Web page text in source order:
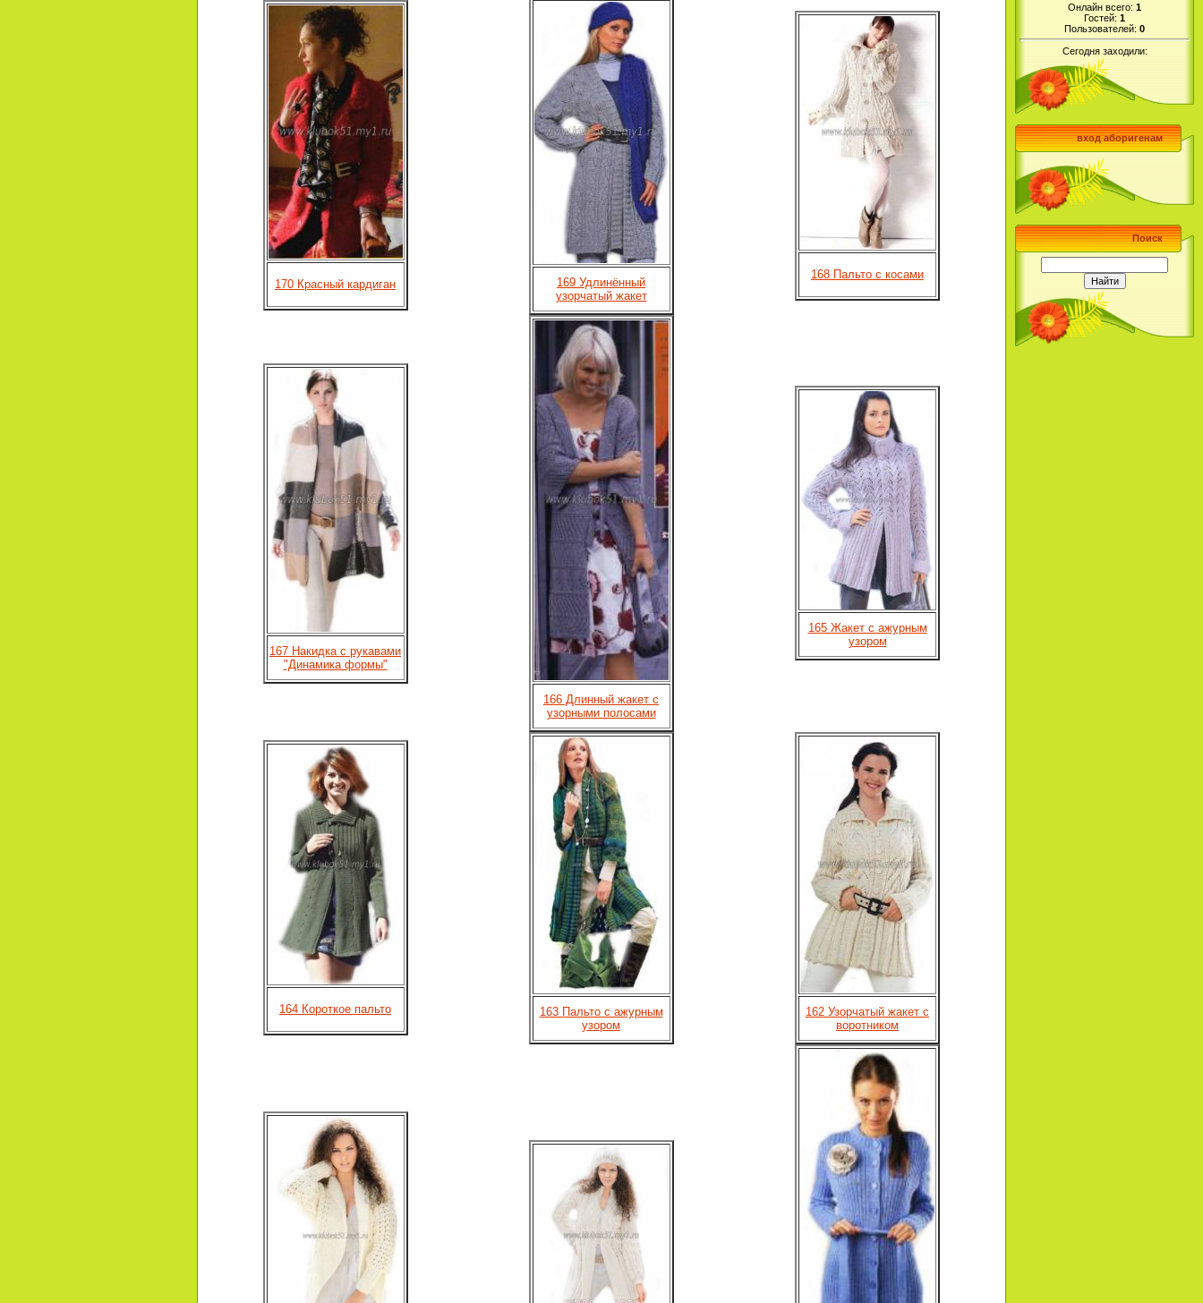
170 Красный кардиган
169 Удлинённый
узорчатый жакет
168 Пальто с косами
167 Накидка с рукавами
"Динамика формы"
166 Длинный жакет с
узорными полосами
165 Жакет с ажурным
узором
164 Короткое пальто
163 Пальто с ажурным
узором
162 Узорчатый жакет с
воротником
Онлайн всего: 1
Гостей: 1
Пользователей: 0
Сегодня заходили:
вход аборигенам
Поиск